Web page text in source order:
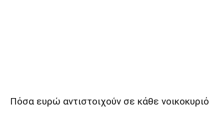
Πόσα ευρώ αντιστοιχούν σε κάθε νοικοκυριό